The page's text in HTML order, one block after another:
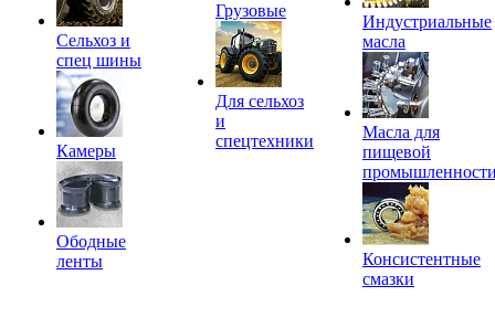
Сельхоз и
спец шины
Камеры
Ободные
ленты
Грузовые
Для сельхоз
и
спецтехники
Индустриальные
масла
Масла для
пищевой
Консистентные
смазки